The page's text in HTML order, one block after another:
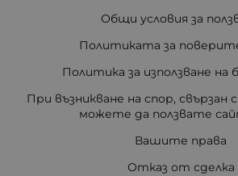
Общи условия за
Политиката за
Политика за използване на
При възникване на спор, свързан
можете да ползвате
Вашите права
Отказ от сделка